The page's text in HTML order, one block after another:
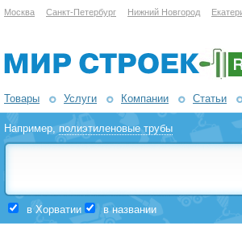
Москва Санкт-Петербург Нижний Новгород
Товары Услуги Компании Статьи
Например,полиэтиленовые трубы
в Хорватии в названии